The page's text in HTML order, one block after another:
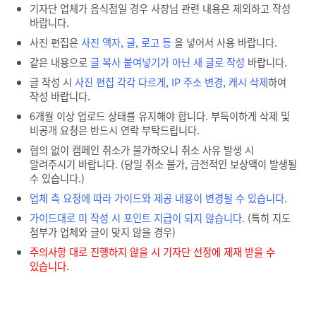
기자단 업체가 음식점일 경우 사장님 관련 내용은 제외하고 작성
바랍니다.
사진 편집은사진 액자, 글, 로고 등을 넣어서 사용 바랍니다.
같은 내용으로글 복사 붙여넣기가 아닌 새 글로 작성 바랍니다.
글 작성 시 사진 편집 각각 다르게, IP 주소 변경, 캐시 삭제하여
작성 바랍니다.
6개월 이상 업로드 상태를 유지해야 합니다. 부득이하게 삭제 및
비공개 요청은 반드시 연락 부탁드립니다.
협의 없이 캠페인 취소가 불가하오니 취소 사유 발생 시
알려주시기 바랍니다. (당일 취소 불가, 금전적인 보상액이 발생될
수 있습니다.)
업체 측 요청에 따라 가이드와 제공 내용이 변경될 수 있습니다.
가이드대로 미 작성 시 포인트 지급이 되지 않습니다. (특히 지도
첨부가 업체와 글이 맞지 않을 경우)
주의사항 대로 진행하지 않을 시 기자단 선정에 제재 받을 수
있습니다.